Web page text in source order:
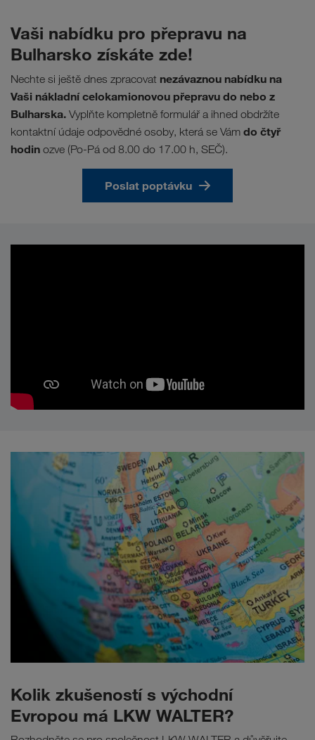
Vaši nabídku pro přepravu na
Bulharsko získáte zde!
Nechte si ještě dnes zpracovat nezávaznou nabídku na
Vaši nákladní celokamionovou přepravu do nebo z
Bulharska. Vyplňte kompletně formulář a ihned obdržíte
kontaktní údaje odpovědné osoby, která se Vám do čtyř
hodin ozve (Po-Pá od 8.00 do 17.00 h, SEČ).
Poslat poptávku
Kolik zkušeností s východní
Evropou má LKW WALTER?